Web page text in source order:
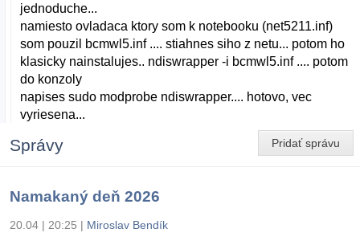
jednoduche...
namiesto ovladaca ktory som k notebooku (net5211.inf)
som pouzil bcmwl5.inf .... stiahnes siho z netu... potom ho
klasicky nainstalujes.. ndiswrapper -i bcmwl5.inf .... potom
do konzoly
napises sudo modprobe ndiswrapper.... hotovo, vec
vyriesena...
Pridať správu
Správy
Namakaný deň 2026
20.04 | 20:25 | Miroslav Bendík